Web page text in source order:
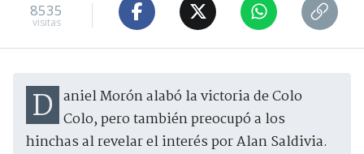
8535
visitas
Daniel Morón alabó la victoria de Colo Colo, pero también preocupó a los
hinchas al revelar el interés por Alan Saldivia.